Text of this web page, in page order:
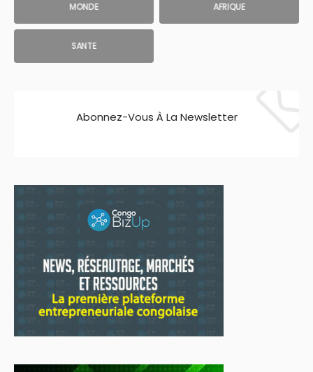
MONDE AFRIQUE
SANTE
Abonnez-Vous À La Newsletter